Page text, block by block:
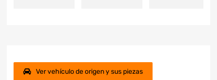
Ver vehículo de origen y sus piezas